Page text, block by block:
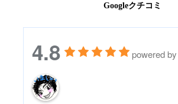
Googleクチコミ
4.8 powered